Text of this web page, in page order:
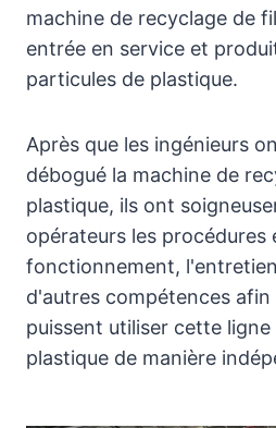
machine de recyclage de
entrée en service et
particules de plastique.
Après que les ingénieurs
débogué la machine de
plastique, ils ont
opérateurs les procédures
fonctionnement,
d'autres compétences
puissent utiliser cette
plastique de manière